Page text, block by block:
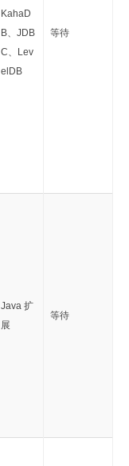
KahaD
B、JDB
C、Lev
elDB
等待
Java 扩
展
等待